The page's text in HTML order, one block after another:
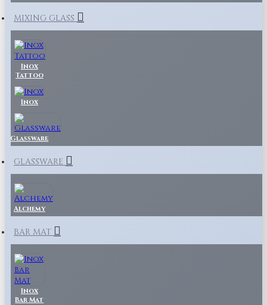
MIXING GLASS
Inox
Tattoo
Inox
Glassware
GLASSWARE
Alchemy
BAR MAT
Inox
Bar Mat